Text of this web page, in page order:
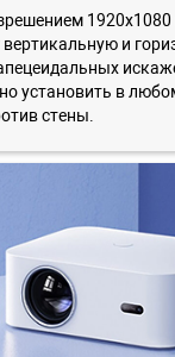
1920х1080
и
установить в
стены.